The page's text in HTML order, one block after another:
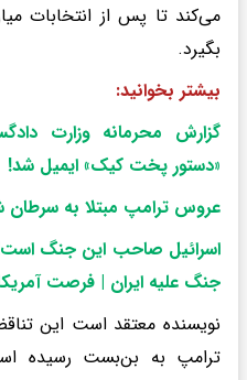
می‌کند تا پس از انتخابات
بگیرد.
بیشتر بخوانید:
گزارش محرمانه وزارت
«دستور پخت کیک» ایمیل شد!
عروس ترامپ مبتلا به سرطان
اسرائیل صاحب این جنگ
جنگ علیه ایران | فرصت
نویسنده معتقد است این
ترامپ به بن‌بست رسیده